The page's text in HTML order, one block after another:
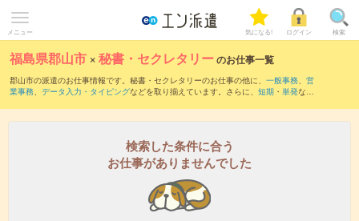
メニュー 気になる! ログイン 検索
福島県郡山市 ×秘書・セクレタリーのお仕事一覧
郡山市の派遣のお仕事情報です。秘書・セクレタリーのお仕事の他に、 一般事務、 営
業事務、 データ入力・タイピングなどを取り揃えています。さらに、 短期 ・ 単発など
検索した条件に合う
お仕事がありませんでした